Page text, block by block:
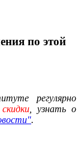
по этой
регулярно
скидки, узнать о
.